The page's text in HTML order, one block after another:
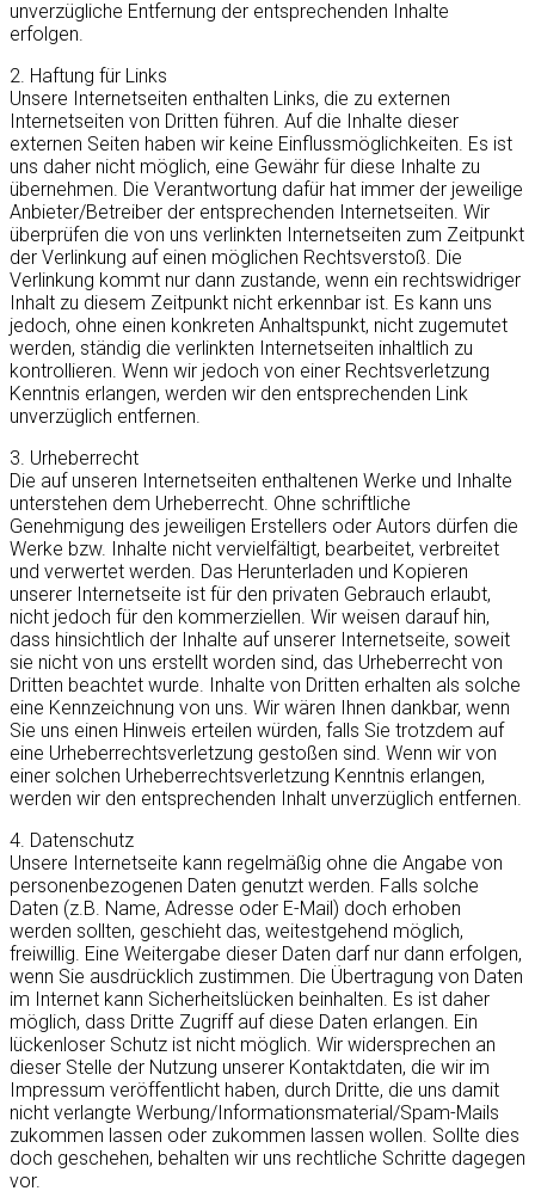
unverzügliche Entfernung der entsprechenden Inhalte
erfolgen.
2. Haftung für Links
Unsere Internetseiten enthalten Links, die zu externen
Internetseiten von Dritten führen. Auf die Inhalte dieser
externen Seiten haben wir keine Einflussmöglichkeiten. Es ist
uns daher nicht möglich, eine Gewähr für diese Inhalte zu
übernehmen. Die Verantwortung dafür hat immer der jeweilige
Anbieter/Betreiber der entsprechenden Internetseiten. Wir
überprüfen die von uns verlinkten Internetseiten zum Zeitpunkt
der Verlinkung auf einen möglichen Rechtsverstoß. Die
Verlinkung kommt nur dann zustande, wenn ein rechtswidriger
Inhalt zu diesem Zeitpunkt nicht erkennbar ist. Es kann uns
jedoch, ohne einen konkreten Anhaltspunkt, nicht zugemutet
werden, ständig die verlinkten Internetseiten inhaltlich zu
kontrollieren. Wenn wir jedoch von einer Rechtsverletzung
Kenntnis erlangen, werden wir den entsprechenden Link
unverzüglich entfernen.
3. Urheberrecht
Die auf unseren Internetseiten enthaltenen Werke und Inhalte
unterstehen dem Urheberrecht. Ohne schriftliche
Genehmigung des jeweiligen Erstellers oder Autors dürfen die
Werke bzw. Inhalte nicht vervielfältigt, bearbeitet, verbreitet
und verwertet werden. Das Herunterladen und Kopieren
unserer Internetseite ist für den privaten Gebrauch erlaubt,
nicht jedoch für den kommerziellen. Wir weisen darauf hin,
dass hinsichtlich der Inhalte auf unserer Internetseite, soweit
sie nicht von uns erstellt worden sind, das Urheberrecht von
Dritten beachtet wurde. Inhalte von Dritten erhalten als solche
eine Kennzeichnung von uns. Wir wären Ihnen dankbar, wenn
Sie uns einen Hinweis erteilen würden, falls Sie trotzdem auf
eine Urheberrechtsverletzung gestoßen sind. Wenn wir von
einer solchen Urheberrechtsverletzung Kenntnis erlangen,
werden wir den entsprechenden Inhalt unverzüglich entfernen.
4. Datenschutz
Unsere Internetseite kann regelmäßig ohne die Angabe von
personenbezogenen Daten genutzt werden. Falls solche
Daten (z.B. Name, Adresse oder E-Mail) doch erhoben
werden sollten, geschieht das, weitestgehend möglich,
freiwillig. Eine Weitergabe dieser Daten darf nur dann erfolgen,
wenn Sie ausdrücklich zustimmen. Die Übertragung von Daten
im Internet kann Sicherheitslücken beinhalten. Es ist daher
möglich, dass Dritte Zugriff auf diese Daten erlangen. Ein
lückenloser Schutz ist nicht möglich. Wir widersprechen an
dieser Stelle der Nutzung unserer Kontaktdaten, die wir im
Impressum veröffentlicht haben, durch Dritte, die uns damit
nicht verlangte Werbung/Informationsmaterial/Spam-Mails
zukommen lassen oder zukommen lassen wollen. Sollte dies
doch geschehen, behalten wir uns rechtliche Schritte dagegen
vor.